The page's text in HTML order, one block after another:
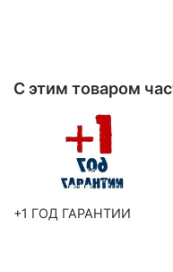
С этим товаром
+1 ГОД ГАРАНТИИ